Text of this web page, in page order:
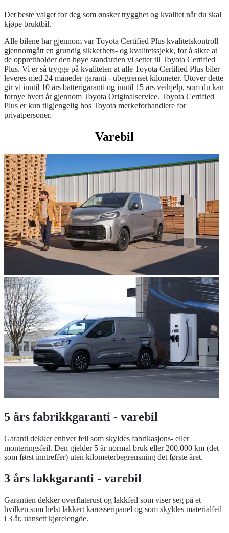
Det beste valget for deg som ønsker trygghet og kvalitet når du skal
kjøpe bruktbil.
Alle bilene har gjennom vår Toyota Certified Plus kvalitetskontroll
gjennomgått en grundig sikkerhets- og kvalitetssjekk, for å sikre at
de opprettholder den høye standarden vi setter til Toyota Certified
Plus. Vi er så trygge på kvaliteten at alle Toyota Certified Plus biler
leveres med 24 måneder garanti - ubegrenset kilometer. Utover dette
gir vi inntil 10 års batterigaranti og inntil 15 års veihjelp, som du kan
fornye hvert år gjennom Toyota Originalservice. Toyota Certified
Plus er kun tilgjengelig hos Toyota merkeforhandlere for
privatpersoner.
Varebil
5 års fabrikkgaranti - varebil
Garanti dekker enhver feil som skyldes fabrikasjons- eller
monteringsfeil. Den gjelder 5 år normal bruk eller 200.000 km (det
som først inntreffer) uten kilometerbegrensning det første året.
3 års lakkgaranti - varebil
Garantien dekker overflaterust og lakkfeil som viser seg på et
hvilken som helst lakkert karosseripanel og som skyldes materialfeil
i 3 år, uansett kjørelengde.